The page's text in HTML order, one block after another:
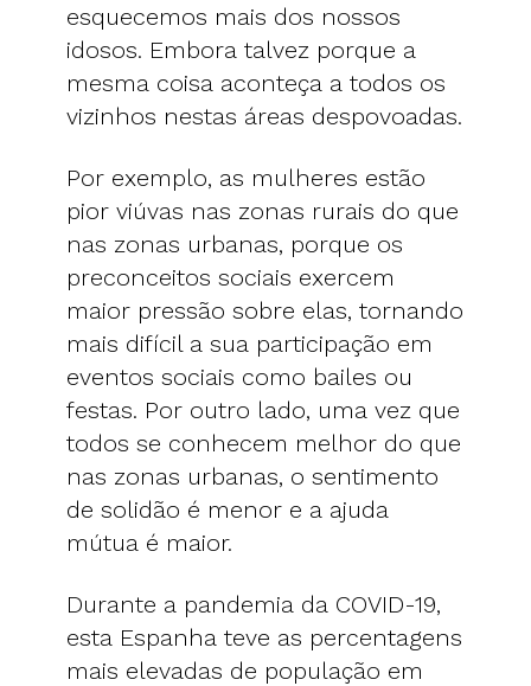
esquecemos mais dos nossos
idosos. Embora talvez porque a
mesma coisa aconteça a todos os
vizinhos nestas áreas despovoadas.
Por exemplo, as mulheres estão
pior viúvas nas zonas rurais do que
nas zonas urbanas, porque os
preconceitos sociais exercem
maior pressão sobre elas, tornando
mais difícil a sua participação em
eventos sociais como bailes ou
festas. Por outro lado, uma vez que
todos se conhecem melhor do que
nas zonas urbanas, o sentimento
de solidão é menor e a ajuda
mútua é maior.
Durante a pandemia da COVID-19,
esta Espanha teve as percentagens
mais elevadas de população em